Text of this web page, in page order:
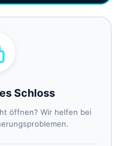
Schloss
öffnen? Wir helfen bei